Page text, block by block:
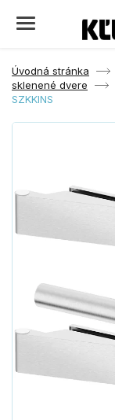
Úvodná stránka
sklenené dvere
SZKKINS